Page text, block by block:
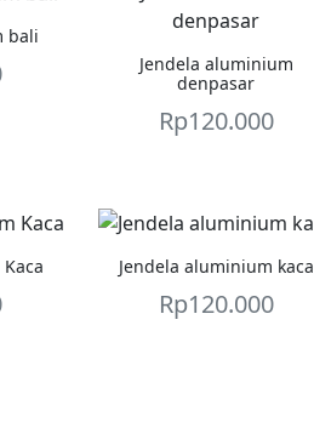
bali
Jendela aluminium
denpasar
Rp120.000
Jendela aluminium kaca
Rp120.000